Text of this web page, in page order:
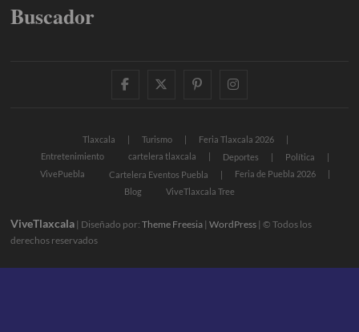
Buscador
facebooktwitter
pinterestinstagram
Tlaxcala Turismo
Feria Tlaxcala 2026
Entretenimiento
cartelera tlaxcala Deportes
Política
VivePuebla
Cartelera Eventos Puebla
Feria de Puebla 2026
Blog
ViveTlaxcala Tree
ViveTlaxcala | Diseñado por:Theme Freesia |WordPress | © Todos los
derechos reservados